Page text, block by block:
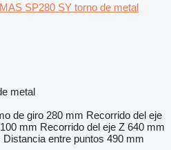
MAS SP280 SY torno de metal
metal
de giro 280 mm Recorrido del eje
100 mm Recorrido del eje Z 640 mm
Distancia entre puntos 490 mm